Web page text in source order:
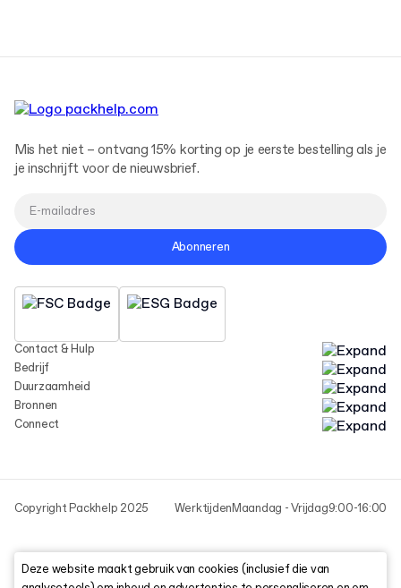
Contact & Hulp
Bedrijf
Duurzaamheid
Bronnen
Connect
Mis het niet – ontvang 15% korting op je eerste bestelling als je
je inschrijft voor de nieuwsbrief.
Abonneren
Copyright Packhelp 2025 WerktijdenMaandag - Vrijdag9:00-16:00
Deze website maakt gebruik van cookies (inclusief die van